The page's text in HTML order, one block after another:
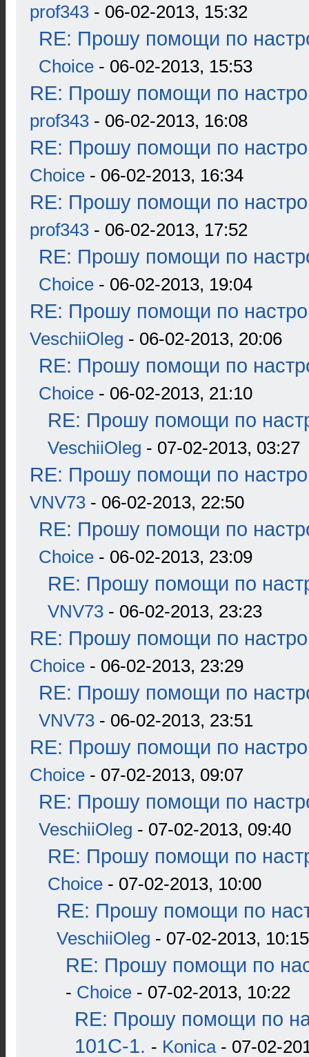
prof343 - 06-02-2013, 15:32
RE: Прошу помощи по
Choice - 06-02-2013, 15:53
RE: Прошу помощи по
prof343 - 06-02-2013, 16:08
RE: Прошу помощи по
Choice - 06-02-2013, 16:34
RE: Прошу помощи по
prof343 - 06-02-2013, 17:52
RE: Прошу помощи по
Choice - 06-02-2013, 19:04
RE: Прошу помощи по
VeschiiOleg - 06-02-2013, 20:06
RE: Прошу помощи по
Choice - 06-02-2013, 21:10
RE: Прошу помощи по
VeschiiOleg - 07-02-2013, 03:27
RE: Прошу помощи по
VNV73 - 06-02-2013, 22:50
RE: Прошу помощи по
Choice - 06-02-2013, 23:09
RE: Прошу помощи по
VNV73 - 06-02-2013, 23:23
RE: Прошу помощи по
Choice - 06-02-2013, 23:29
RE: Прошу помощи по
VNV73 - 06-02-2013, 23:51
RE: Прошу помощи по
Choice - 07-02-2013, 09:07
RE: Прошу помощи по
VeschiiOleg - 07-02-2013, 09:40
RE: Прошу помощи по
Choice - 07-02-2013, 10:00
RE: Прошу помощи по
VeschiiOleg - 07-02-2013, 10:15
RE: Прошу помощи по
- Choice - 07-02-2013, 10:22
RE: Прошу помощи по
101С-1. - Konica- 07-02-